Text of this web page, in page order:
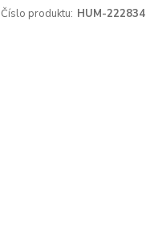
Číslo produktu: HUM-222834